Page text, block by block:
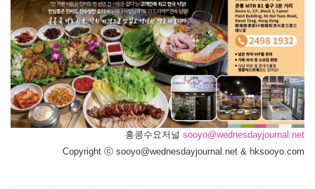
홍콩수요저널 sooyo@wednesdayjournal.net
Copyright ⓒ sooyo@wednesdayjournal.net & hksooyo.com